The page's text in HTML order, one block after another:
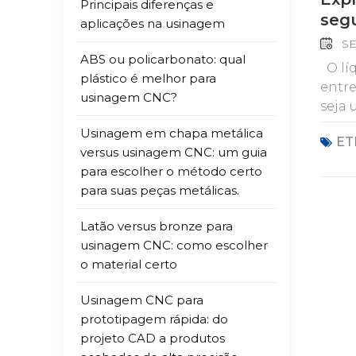
O líquido de arrefecimento não é apenas um líquido espirrando na sua máquina CNC; é a diferença entre um corte limpo e preciso e uma peça descartada. Na usinagem, o líquido de arrefecimento CNC, seja um fluido de corte, névoa ou lubrificante especializado, mantém o calor sob controle, prolonga a vida útil da ferramenta e facilita a remoção de cavacos. Um equívoco comum? As pessoas
Principais diferenças e
aplicações na usinagem
ABS ou policarbonato: qual
plástico é melhor para
usinagem CNC?
Usinagem em chapa metálica
versus usinagem CNC: um guia
para escolher o método certo
para suas peças metálicas.
Latão versus bronze para
usinagem CNC: como escolher
o material certo
Usinagem CNC para
prototipagem rápida: do
projeto CAD a produtos